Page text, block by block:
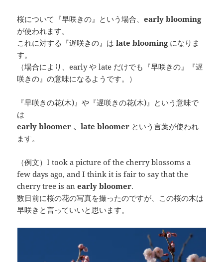
桜について『早咲きの』という場合、early blooming
が使われます。
これに対する『遅咲きの』は late bloomingになりま
す。
（場合により、early や late だけでも『早咲きの』『遅
咲きの』の意味になるようです。）
『早咲きの花(木)』や『遅咲きの花(木)』という意味で
は
early bloomer 、late bloomer という言葉が使われ
ます。
（例文）I took a picture of the cherry blossoms a
few days ago, and I think it is fair to say that the
cherry tree is anearly bloomer.
数日前に桜の花の写真を撮ったのですが、この桜の木は
早咲きと言っていいと思います。